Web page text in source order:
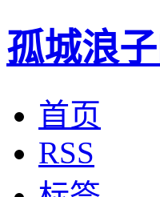
孤城浪
首页
RSS